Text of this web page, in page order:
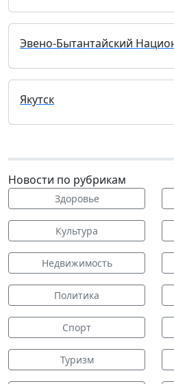
Эвено-Бытантайский
Якутск
Новости по рубрикам
Здоровье
Культура
Недвижимость
Политика
Спорт
Туризм